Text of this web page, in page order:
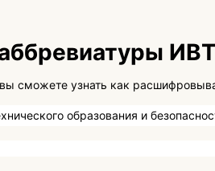
образования и